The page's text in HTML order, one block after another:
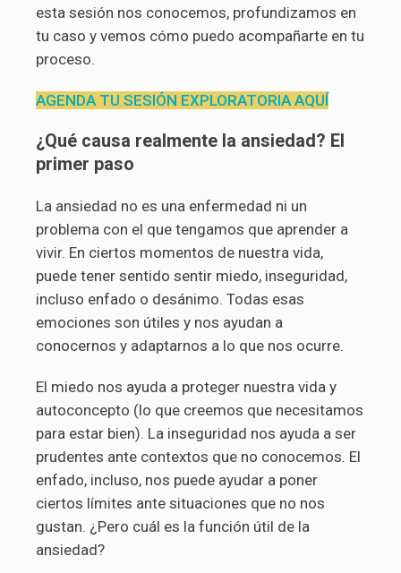
esta sesión nos conocemos, profundizamos en
tu caso y vemos cómo puedo acompañarte en tu
proceso.
AGENDA TU SESIÓN EXPLORATORIA AQUÍ
¿Qué causa realmente la ansiedad? El
primer paso
La ansiedad no es una enfermedad ni un
problema con el que tengamos que aprender a
vivir. En ciertos momentos de nuestra vida,
puede tener sentido sentir miedo, inseguridad,
incluso enfado o desánimo. Todas esas
emociones son útiles y nos ayudan a
conocernos y adaptarnos a lo que nos ocurre.
El miedo nos ayuda a proteger nuestra vida y
autoconcepto (lo que creemos que necesitamos
para estar bien). La inseguridad nos ayuda a ser
prudentes ante contextos que no conocemos. El
enfado, incluso, nos puede ayudar a poner
ciertos límites ante situaciones que no nos
gustan. ¿Pero cuál es la función útil de la
ansiedad?